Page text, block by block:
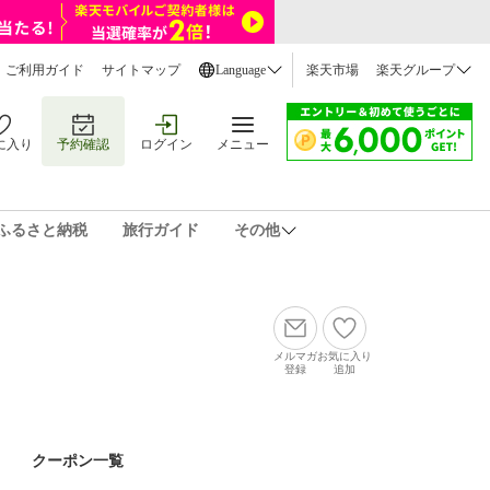
ご利用ガイド サイトマップ Language 楽天市場 楽天グループ
入り 予約確認 ログイン メニュー
るさと納税 旅行ガイド その他
メルマガ
登録
お気に入り
追加
クーポン一覧